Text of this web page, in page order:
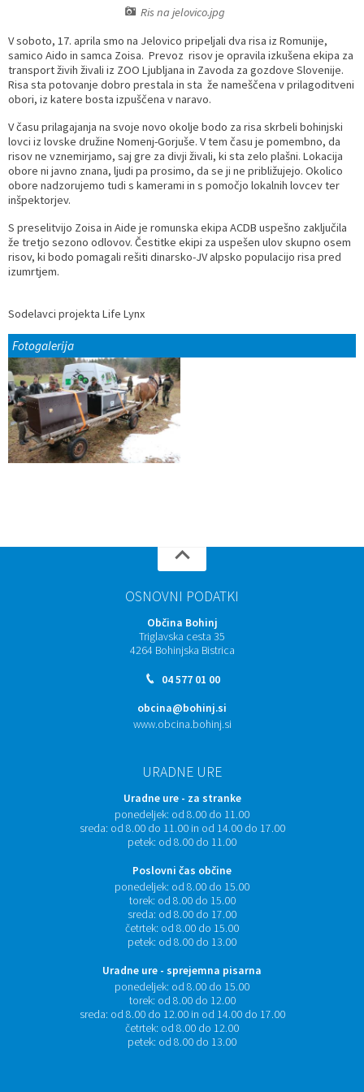
Ris na jelovico.jpg
V soboto, 17. aprila smo na Jelovico pripeljali dva risa iz Romunije,
samico Aido in samca Zoisa. Prevoz risov je opravila izkušena ekipa za
transport živih živali iz ZOO Ljubljana in Zavoda za gozdove Slovenije.
Risa sta potovanje dobro prestala in sta že nameščena v prilagoditveni
obori, iz katere bosta izpuščena v naravo.
V času prilagajanja na svoje novo okolje bodo za risa skrbeli bohinjski
lovci iz lovske družine Nomenj-Gorjuše. V tem času je pomembno, da
risov ne vznemirjamo, saj gre za divji živali, ki sta zelo plašni. Lokacija
obore ni javno znana, ljudi pa prosimo, da se ji ne približujejo. Okolico
obore nadzorujemo tudi s kamerami in s pomočjo lokalnih lovcev ter
inšpektorjev.
S preselitvijo Zoisa in Aide je romunska ekipa ACDB uspešno zaključila
že tretjo sezono odlovov. Čestitke ekipi za uspešen ulov skupno osem
risov, ki bodo pomagali rešiti dinarsko-JV alpsko populacijo risa pred
izumrtjem.
Sodelavci projekta Life Lynx
Fotogalerija
OSNOVNI PODATKI
Občina Bohinj
Triglavska cesta 35
4264 Bohinjska Bistrica
04 577 01 00
obcina@bohinj.si
www.obcina.bohinj.si
URADNE URE
Uradne ure - za stranke
ponedeljek: od 8.00 do 11.00
sreda: od 8.00 do 11.00 in od 14.00 do 17.00
petek: od 8.00 do 11.00
Poslovni čas občine
ponedeljek: od 8.00 do 15.00
torek: od 8.00 do 15.00
sreda: od 8.00 do 17.00
četrtek: od 8.00 do 15.00
petek: od 8.00 do 13.00
Uradne ure - sprejemna pisarna
ponedeljek: od 8.00 do 15.00
torek: od 8.00 do 12.00
sreda: od 8.00 do 12.00 in od 14.00 do 17.00
četrtek: od 8.00 do 12.00
petek: od 8.00 do 13.00
Proračunski dokumenti
Občinski predpisi
Civilna zaščita in požarna varnost
Merilniki hitrosti
Števec kolesarjev
Hišna in ledinska imena